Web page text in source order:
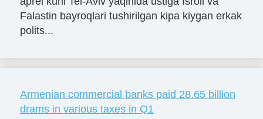
Falastin bayroqlari tushirilgan kipa kiygan erkak
polits...
Armenian commercial banks paid 28.65 billion
drams in various taxes in Q1